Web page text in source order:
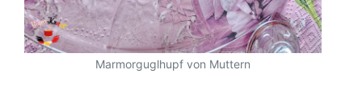
Marmorguglhupf von Muttern